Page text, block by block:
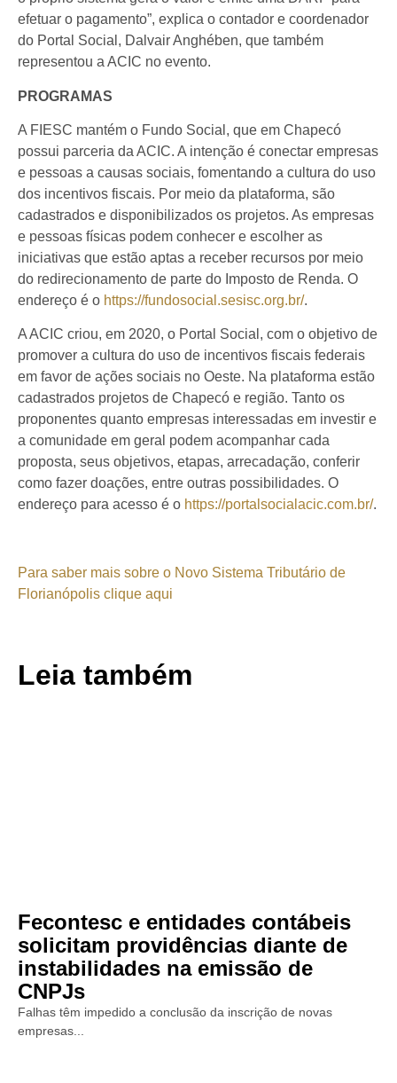
efetuar o pagamento”, explica o contador e coordenador
do Portal Social, Dalvair Anghében, que também
representou a ACIC no evento.
PROGRAMAS
A FIESC mantém o Fundo Social, que em Chapecó
possui parceria da ACIC. A intenção é conectar empresas
e pessoas a causas sociais, fomentando a cultura do uso
dos incentivos fiscais. Por meio da plataforma, são
cadastrados e disponibilizados os projetos. As empresas
e pessoas físicas podem conhecer e escolher as
iniciativas que estão aptas a receber recursos por meio
do redirecionamento de parte do Imposto de Renda. O
endereço é o https://fundosocial.sesisc.org.br/.
A ACIC criou, em 2020, o Portal Social, com o objetivo de
promover a cultura do uso de incentivos fiscais federais
em favor de ações sociais no Oeste. Na plataforma estão
cadastrados projetos de Chapecó e região. Tanto os
proponentes quanto empresas interessadas em investir e
a comunidade em geral podem acompanhar cada
proposta, seus objetivos, etapas, arrecadação, conferir
como fazer doações, entre outras possibilidades. O
endereço para acesso é o https://portalsocialacic.com.br/.
Para saber mais sobre o Novo Sistema Tributário de
Florianópolis clique aqui
Leia também
Fecontesc e entidades contábeis
solicitam providências diante de
instabilidades na emissão de
CNPJs
Falhas têm impedido a conclusão da inscrição de novas
empresas...